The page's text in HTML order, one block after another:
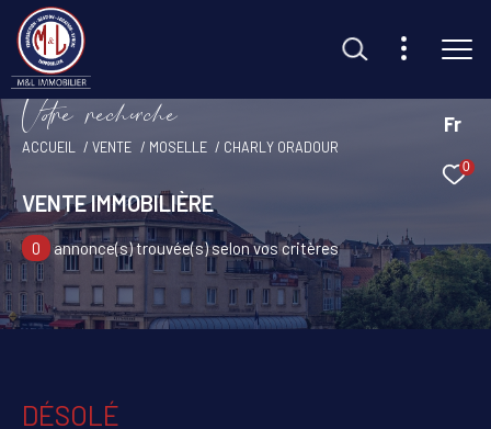
Fr
0
Vore recece
ACCUEIL VENTE MOSELLE CHARLY ORADOUR
VENTE IMMOBILIÈRE
0 annonce(s) trouvée(s) selon vos critères
DÉSOLÉ
Effectuer une recherche
et trouvez le bien qui correspond à vos critères
Type d'offre
Vente